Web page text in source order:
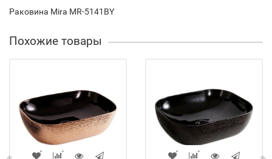
Раковина Mira MR-5141BY
Похожие товары